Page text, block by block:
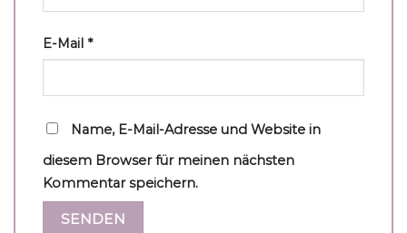
E-Mail *
Name, E-Mail-Adresse und Website in
diesem Browser für meinen nächsten
Kommentar speichern.